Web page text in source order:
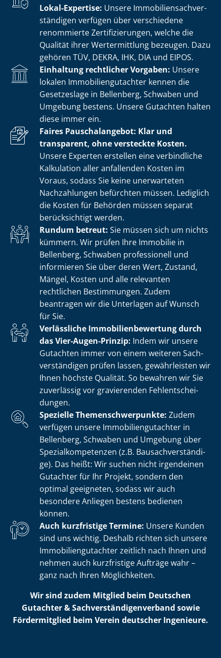
Lokal-Expertise: Unsere Im­mo­bi­li­en­sach­ver­
stän­di­gen verfügen über verschiedene
renommierte Zer­ti­fi­zie­run­gen, welche die
Qualität ihrer Wertermittlung bezeugen. Dazu
gehören TÜV, DEKRA, IHK, DIA und EIPOS.
Einhaltung rechtlicher Vorgaben: Unsere
lokalen Im­mo­bi­li­en­gut­ach­ter kennen die
Gesetzeslage in Bellenberg, Schwaben und
Umgebung bestens. Unsere Gutachten halten
diese immer ein.
Faires Pauschalangebot: Klar und
transparent, ohne versteckte Kosten.
Unsere Experten erstellen eine verbindliche
Kalkulation aller anfallenden Kosten im
Voraus, sodass Sie keine unerwarteten
Nachzahlungen befürchten müssen. Lediglich
die Kosten für Behörden müssen separat
berücksichtigt werden.
Rundum betreut: Sie müssen sich um nichts
kümmern. Wir prüfen Ihre Immobilie in
Bellenberg, Schwaben professionell und
informieren Sie über deren Wert, Zustand,
Mängel, Kosten und alle relevanten
rechtlichen Bestimmungen. Zudem
beantragen wir die Unterlagen auf Wunsch
für Sie.
Verlässliche Im­mo­bi­li­en­be­wer­tung durch
das Vier-Augen-Prinzip: Indem wir unsere
Gutachten immer von einem weiteren Sach­
ver­stän­di­gen prüfen lassen, gewährleisten wir
Ihnen höchste Qualität. So bewahren wir Sie
zuverlässig vor gravierenden Fehl­ent­schei­
dun­gen.
Spezielle The­men­schwer­punk­te: Zudem
verfügen unsere Im­mo­bi­li­en­gut­ach­ter in
Bellenberg, Schwaben und Umgebung über
Spe­zi­al­kom­pe­ten­zen (z.B. Bau­sach­ver­stän­di­
ge). Das heißt: Wir suchen nicht irgendeinen
Gutachter für Ihr Projekt, sondern den
optimal geeigneten, sodass wir auch
besondere Anliegen bestens bedienen
können.
Auch kurzfristige Termine: Unsere Kunden
sind uns wichtig. Deshalb richten sich unsere
Im­mo­bi­li­en­gut­ach­ter zeitlich nach Ihnen und
nehmen auch kurzfristige Aufträge wahr –
ganz nach Ihren Möglichkeiten.
Wir sind zudem Mitglied beim Deutschen
Gutachter & Sach­ver­stän­di­gen­ver­band sowie
Fördermitglied beim Verein deutscher Ingenieure.